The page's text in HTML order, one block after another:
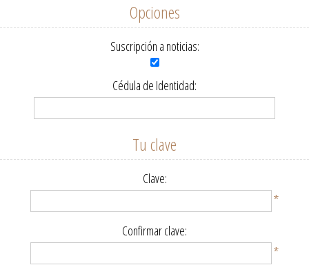
Opciones
Suscripción a noticias:
Cédula de Identidad:
Tu clave
Clave:
*
Confirmar clave:
*